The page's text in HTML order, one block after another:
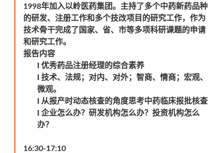
1998年加入以岭医药集团。主持了多个中药新药品种
的研发、注册工作和多个技改项目的研究工作，作为
技术骨干完成了国家、省、市等多项科研课题的申请
和研究工作。
报告内容
l 优秀药品注册经理的综合素养
l 技术、法规；对内、对外；智商、情商；宏观、
微观。
l 从报产时动态核查的角度思考中药临床报批核查
l 企业怎么办？研发机构怎么办？投资机构怎么
办？
16:30-17:10